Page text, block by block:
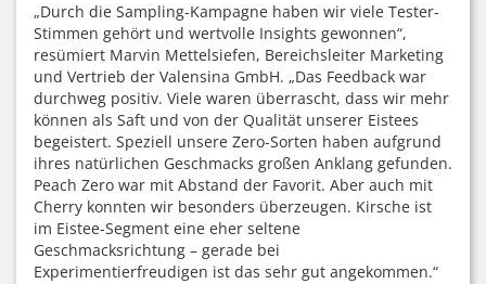
„Durch die Sampling-Kampagne haben wir viele Tester-
Stimmen gehört und wertvolle Insights gewonnen“,
resümiert Marvin Mettelsiefen, Bereichsleiter Marketing
und Vertrieb der Valensina GmbH. „Das Feedback war
durchweg positiv. Viele waren überrascht, dass wir mehr
können als Saft und von der Qualität unserer Eistees
begeistert. Speziell unsere Zero-Sorten haben aufgrund
ihres natürlichen Geschmacks großen Anklang gefunden.
Peach Zero war mit Abstand der Favorit. Aber auch mit
Cherry konnten wir besonders überzeugen. Kirsche ist
im Eistee-Segment eine eher seltene
Geschmacksrichtung – gerade bei
Experimentierfreudigen ist das sehr gut angekommen.“